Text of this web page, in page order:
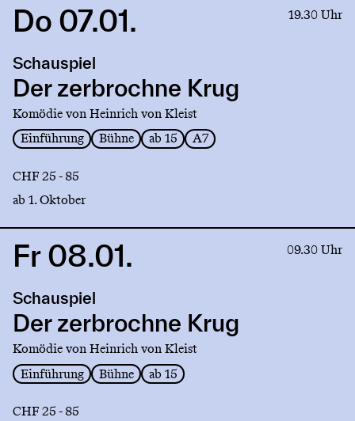
Link
Der
zerbrochne
Krug
Do 07.01. 19.30 Uhr
Schauspiel
Der zerbrochne Krug
Komödie von Heinrich von Kleist
Einführung
Bühne ab 15 A7
CHF 25 - 85
ab 1. Oktober
Link
Der
zerbrochne
Krug
Fr 08.01. 09.30 Uhr
Schauspiel
Der zerbrochne Krug
Komödie von Heinrich von Kleist
Einführung
Bühne ab 15
CHF 25 - 85